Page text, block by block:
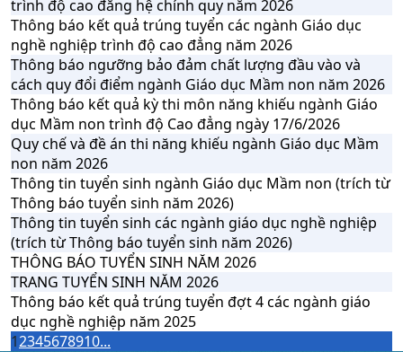
trình độ cao đẳng hệ chính quy năm 2026
Thông báo kết quả trúng tuyển các ngành Giáo dục
nghề nghiệp trình độ cao đẳng năm 2026
Thông báo ngưỡng bảo đảm chất lượng đầu vào và
cách quy đổi điểm ngành Giáo dục Mầm non năm 2026
Thông báo kết quả kỳ thi môn năng khiếu ngành Giáo
dục Mầm non trình độ Cao đẳng ngày 17/6/2026
Quy chế và đề án thi năng khiếu ngành Giáo dục Mầm
non năm 2026
Thông tin tuyển sinh ngành Giáo dục Mầm non (trích từ
Thông báo tuyển sinh năm 2026)
Thông tin tuyển sinh các ngành giáo dục nghề nghiệp
(trích từ Thông báo tuyển sinh năm 2026)
THÔNG BÁO TUYỂN SINH NĂM 2026
TRANG TUYỂN SINH NĂM 2026
Thông báo kết quả trúng tuyển đợt 4 các ngành giáo
dục nghề nghiệp năm 2025
12345678910...